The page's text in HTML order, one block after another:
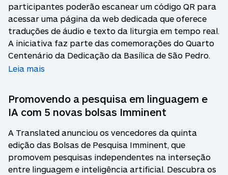
participantes poderão escanear um código QR para
acessar uma página da web dedicada que oferece
traduções de áudio e texto da liturgia em tempo real.
A iniciativa faz parte das comemorações do Quarto
Centenário da Dedicação da Basílica de São Pedro.
Leia mais
Promovendo a pesquisa em linguagem e
IA com 5 novas bolsas Imminent
A Translated anunciou os vencedores da quinta
edição das Bolsas de Pesquisa Imminent, que
promovem pesquisas independentes na interseção
entre linguagem e inteligência artificial. Descubra os